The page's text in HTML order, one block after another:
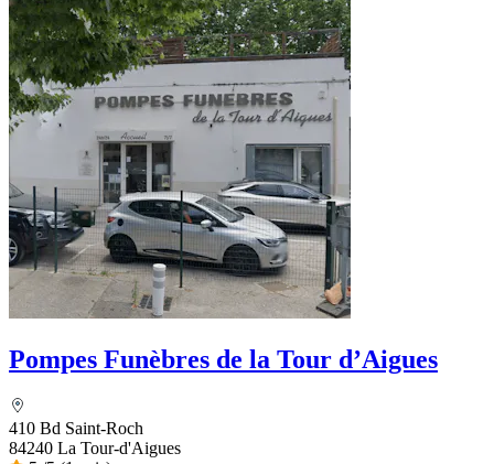
Pompes Funèbres de la Tour d’Aigues
410 Bd Saint-Roch
84240 La Tour-d'Aigues